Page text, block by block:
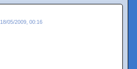
18/05/2009, 00:16